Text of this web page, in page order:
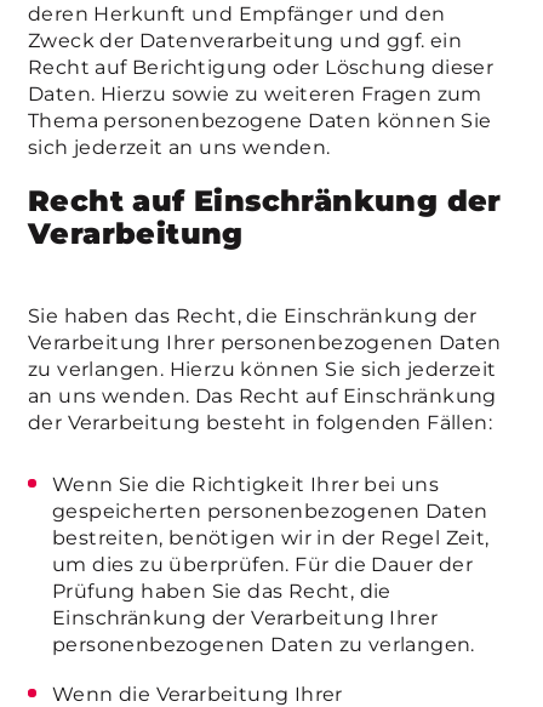
deren Herkunft und Empfänger und den
Zweck der Datenverarbeitung und ggf. ein
Recht auf Berichtigung oder Löschung dieser
Daten. Hierzu sowie zu weiteren Fragen zum
Thema personenbezogene Daten können Sie
sich jederzeit an uns wenden.
Recht auf Einschränkung der
Verarbeitung
Sie haben das Recht, die Einschränkung der
Verarbeitung Ihrer personenbezogenen Daten
zu verlangen. Hierzu können Sie sich jederzeit
an uns wenden. Das Recht auf Einschränkung
der Verarbeitung besteht in folgenden Fällen:
Wenn Sie die Richtigkeit Ihrer bei uns
gespeicherten personenbezogenen Daten
bestreiten, benötigen wir in der Regel Zeit,
um dies zu überprüfen. Für die Dauer der
Prüfung haben Sie das Recht, die
Einschränkung der Verarbeitung Ihrer
personenbezogenen Daten zu verlangen.
Wenn die Verarbeitung Ihrer